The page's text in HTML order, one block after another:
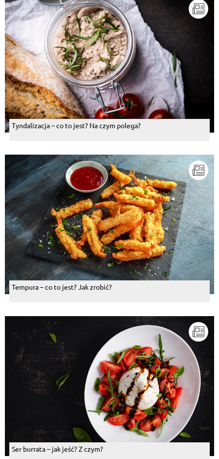
Tyndalizacja – co to jest? Na czym polega?
Tempura – co to jest? Jak zrobić?
Ser burrata – jak jeść? Z czym?